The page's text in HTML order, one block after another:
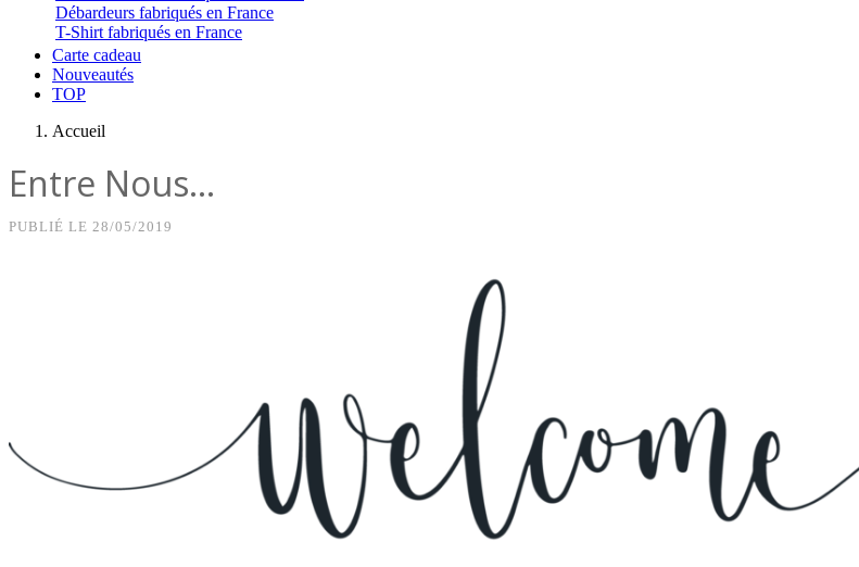
Débardeurs fabriqués en France
T-Shirt fabriqués en France
Carte cadeau
Nouveautés
TOP
Accueil
Entre Nous…
PUBLIÉ LE 28/05/2019